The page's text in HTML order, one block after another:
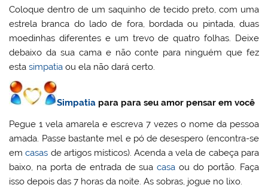
Coloque dentro de um saquinho de tecido preto, com uma
estrela branca do lado de fora, bordada ou pintada, duas
moedinhas diferentes e um trevo de quatro folhas. Deixe
debaixo da sua cama e não conte para ninguém que fez
estasimpatia ou ela não dará certo.
Simpatia para para seu amor pensar em você
Pegue 1 vela amarela e escreva 7 vezes o nome da pessoa
amada. Passe bastante mel e pó de desespero (encontra-se
emcasas de artigos místicos). Acenda a vela de cabeça para
baixo, na porta de entrada de suacasa ou do portão. Faça
isso depois das 7 horas da noite. As sobras, jogue no lixo.